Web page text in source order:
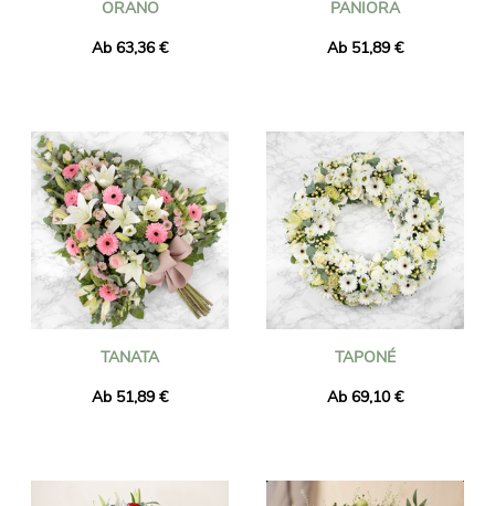
ORANO
Ab 63,36 €
PANIORA
Ab 51,89 €
TANATA
Ab 51,89 €
TAPONÉ
Ab 69,10 €